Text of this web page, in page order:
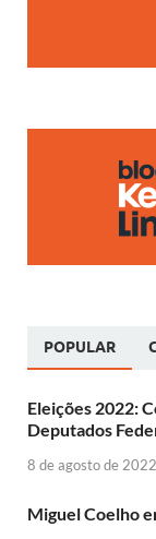
POPULAR
Eleições 2022:
Deputados
8 de agosto de 2022
Miguel Coelho